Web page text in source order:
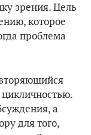
зрения. Цель
которое
проблема
цикличностью.
а
для того,